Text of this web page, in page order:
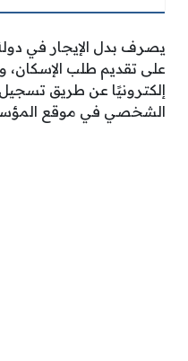
يصرف بدل الإيجار في
على تقديم طلب الإسكان،
إلكترونيًا عن طريق
الشخصي في موقع